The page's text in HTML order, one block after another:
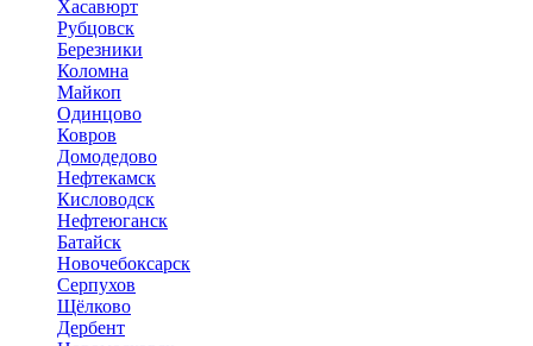
Хасавюрт
Рубцовск
Березники
Коломна
Майкоп
Одинцово
Ковров
Домодедово
Нефтекамск
Кисловодск
Нефтеюганск
Батайск
Новочебоксарск
Серпухов
Щёлково
Дербент